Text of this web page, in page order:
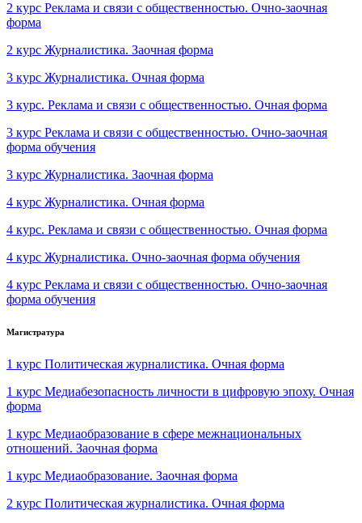
2 курс Реклама и связи с общественностью. Очно-заочная
форма
2 курс Журналистика. Заочная форма
3 курс Журналистика. Очная форма
3 курс. Реклама и связи с общественностью. Очная форма
3 курс Реклама и связи с общественностью. Очно-заочная
форма обучения
3 курс Журналистика. Заочная форма
4 курс Журналистика. Очная форма
4 курс. Реклама и связи с общественностью. Очная форма
4 курс Журналистика. Очно-заочная форма обучения
4 курс Реклама и связи с общественностью. Очно-заочная
форма обучения
Магистратура
1 курс Политическая журналистика. Очная форма
1 курс Медиабезопасность личности в цифровую эпоху. Очная
форма
1 курс Медиаобразование в сфере межнациональных
отношений. Заочная форма
1 курс Медиаобразование. Заочная форма
2 курс Политическая журналистика. Очная форма